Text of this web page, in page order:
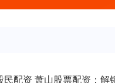
民配资 萧山股票配资：解